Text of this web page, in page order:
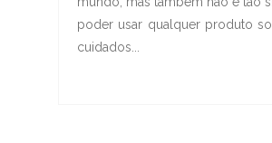
poder usar qualquer produto
cuidados...